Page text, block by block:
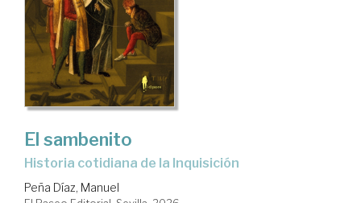
El sambenito
Historia cotidiana de la Inquisición
Peña Díaz, Manuel